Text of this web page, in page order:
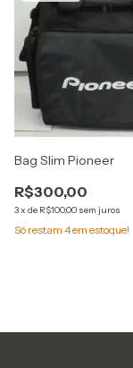
Bag Slim Pioneer
R$300,00
3x de R$100,00 sem juros
Só restam 4em estoque!